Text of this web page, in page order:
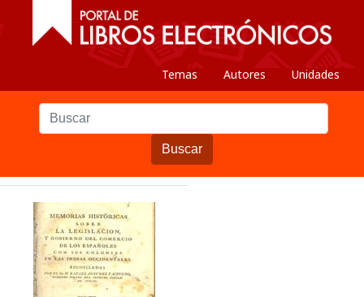
Temas Autores Unidades
Buscar